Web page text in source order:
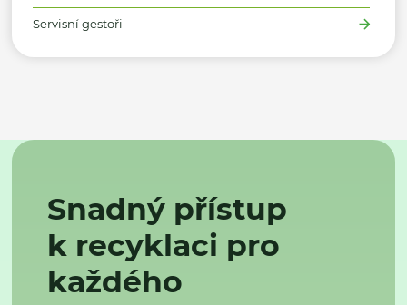
Servisní gestoři
Snadný přístup
k recyklaci pro
každého